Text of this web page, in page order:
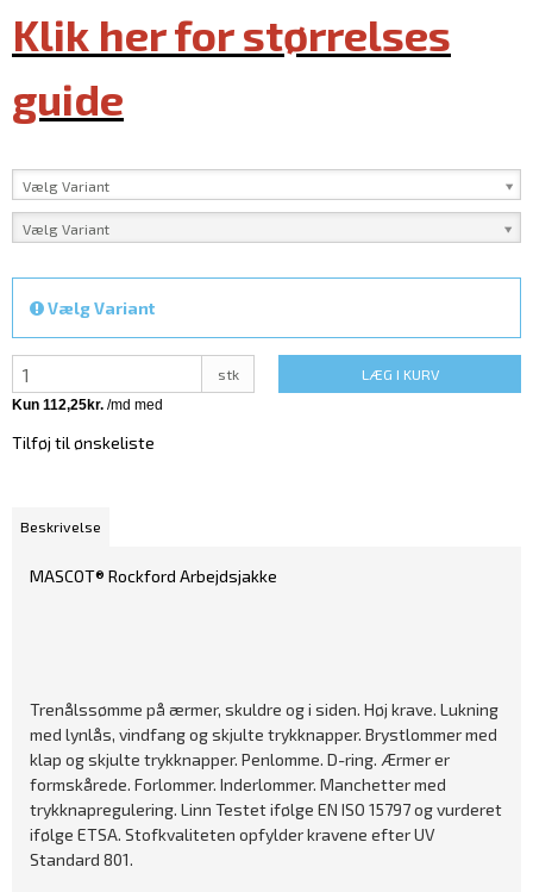
Klik her for størrelses
guide
Vælg Variant
Vælg Variant
Vælg Variant
stk LÆG I KURV
Tilføj til ønskeliste
Beskrivelse
MASCOT® Rockford Arbejdsjakke
Trenålssømme på ærmer, skuldre og i siden. Høj krave. Lukning
med lynlås, vindfang og skjulte trykknapper. Brystlommer med
klap og skjulte trykknapper. Penlomme. D-ring. Ærmer er
formskårede. Forlommer. Inderlommer. Manchetter med
trykknapregulering. Linn Testet ifølge EN ISO 15797 og vurderet
ifølge ETSA. Stofkvaliteten opfylder kravene efter UV
Standard 801.